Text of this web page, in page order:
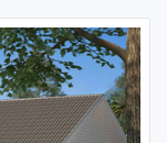
Trubaduren 124
med eget allrum,
huset har